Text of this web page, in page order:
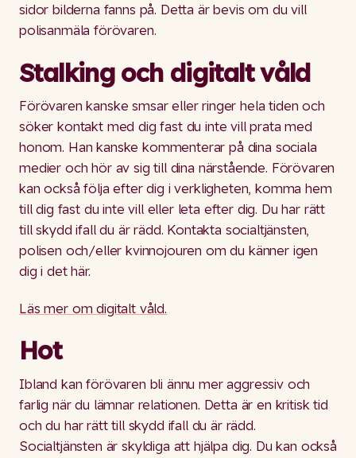
sidor bilderna fanns på. Detta är bevis om du vill
polisanmäla förövaren.
Stalking och digitalt våld
Förövaren kanske smsar eller ringer hela tiden och
söker kontakt med dig fast du inte vill prata med
honom. Han kanske kommenterar på dina sociala
medier och hör av sig till dina närstående. Förövaren
kan också följa efter dig i verkligheten, komma hem
till dig fast du inte vill eller leta efter dig. Du har rätt
till skydd ifall du är rädd. Kontakta socialtjänsten,
polisen och/eller kvinnojouren om du känner igen
dig i det här.
Läs mer om digitalt våld.
Hot
Ibland kan förövaren bli ännu mer aggressiv och
farlig när du lämnar relationen. Detta är en kritisk tid
och du har rätt till skydd ifall du är rädd.
Socialtjänsten är skyldiga att hjälpa dig. Du kan också